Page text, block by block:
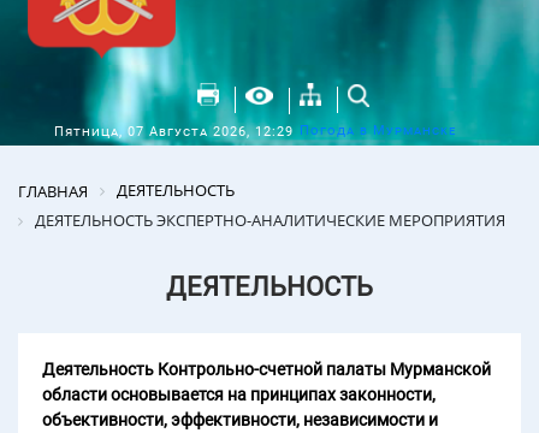
Пятница, 07 Августа 2026, 12:29 Погода в Мурманске
ГЛАВНАЯ
ДЕЯТЕЛЬНОСТЬ
ДЕЯТЕЛЬНОСТЬ ЭКСПЕРТНО-АНАЛИТИЧЕСКИЕ МЕРОПРИЯТИЯ
ДЕЯТЕЛЬНОСТЬ
Деятельность Контрольно-счетной палаты Мурманской
области основывается на принципах законности,
объективности, эффективности, независимости и